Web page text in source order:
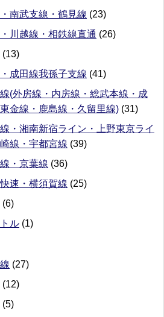
南武支線・鶴見線 (23)
川越線・相鉄線直通 (26)
(13)
成田線我孫子支線 (41)
(外房線・内房線・総武本線・成
金線・鹿島線・久留里線) (31)
・湘南新宿ライン・上野東京ライ
線・宇都宮線 (39)
・京葉線 (36)
速・横須賀線 (25)
(6)
ル (1)
(27)
(12)
(5)